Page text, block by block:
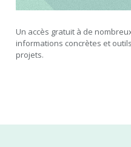
Un accès gratuit à de
informations concrètes et
projets.